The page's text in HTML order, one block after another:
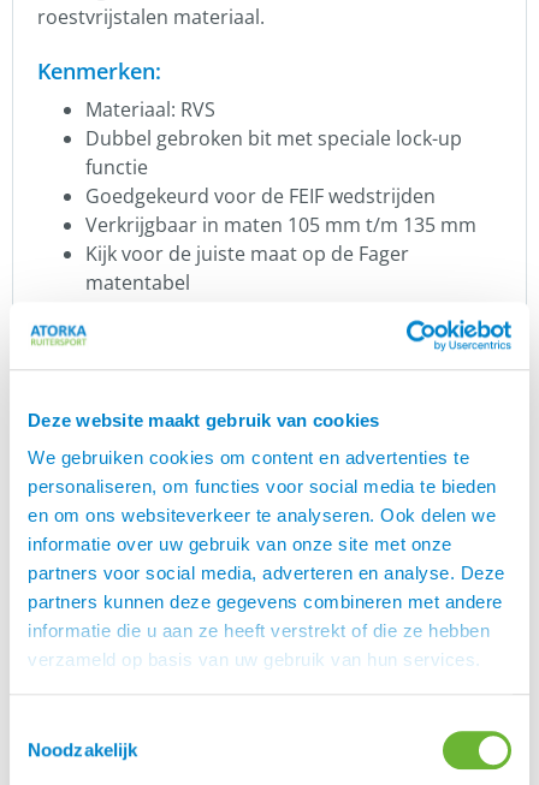
Deze website maakt gebruik van cookies
We gebruiken cookies om content en advertenties te
personaliseren, om functies voor social media te bieden
en om ons websiteverkeer te analyseren. Ook delen we
informatie over uw gebruik van onze site met onze
partners voor social media, adverteren en analyse. Deze
partners kunnen deze gegevens combineren met andere
informatie die u aan ze heeft verstrekt of die ze hebben
verzameld op basis van uw gebruik van hun services.
Noodzakelijk
roestvrijstalen materiaal.
Kenmerken:
Materiaal: RVS
Dubbel gebroken bit met speciale lock-up
functie
Goedgekeurd voor de FEIF wedstrijden
Verkrijgbaar in maten 105 mm t/m 135 mm
Kijk voor de juiste maat op de Fager
matentabel
Levering:
Wij leveren alle Fager bitten, ook in de maten
staan.
Dus ben je op zoek naar een specifiek Fager
bit? Neem dan contact op met deAtorka
klantenservice.
LET OP: vanwege hygiënische redenen en
eventuele beschadigingen mogen bitten niet
geruild worden (met uitzondering van een
test-bit van Fager).
Wij hebben diverse blogs geschreven over bitten.
Interesse?